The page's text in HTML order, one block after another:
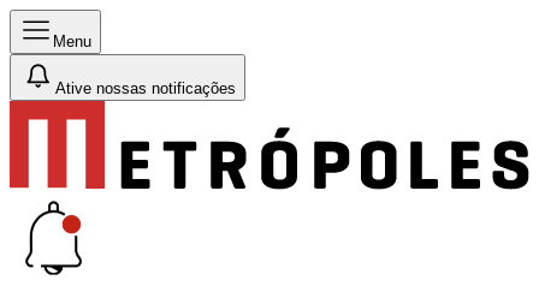
Menu
Ative nossas notificações